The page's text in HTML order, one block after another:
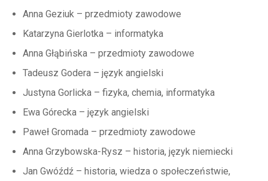
Anna Geziuk – przedmioty zawodowe
Katarzyna Gierlotka – informatyka
Anna Głąbińska – przedmioty zawodowe
Tadeusz Godera – język angielski
Justyna Gorlicka – fizyka, chemia, informatyka
Ewa Górecka – język angielski
Paweł Gromada – przedmioty zawodowe
Anna Grzybowska-Rysz – historia, język niemiecki
Jan Gwóźdź – historia, wiedza o społeczeństwie,